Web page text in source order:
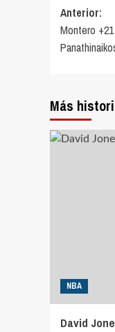
de
Anterior:
Montero
Más
NBA
David